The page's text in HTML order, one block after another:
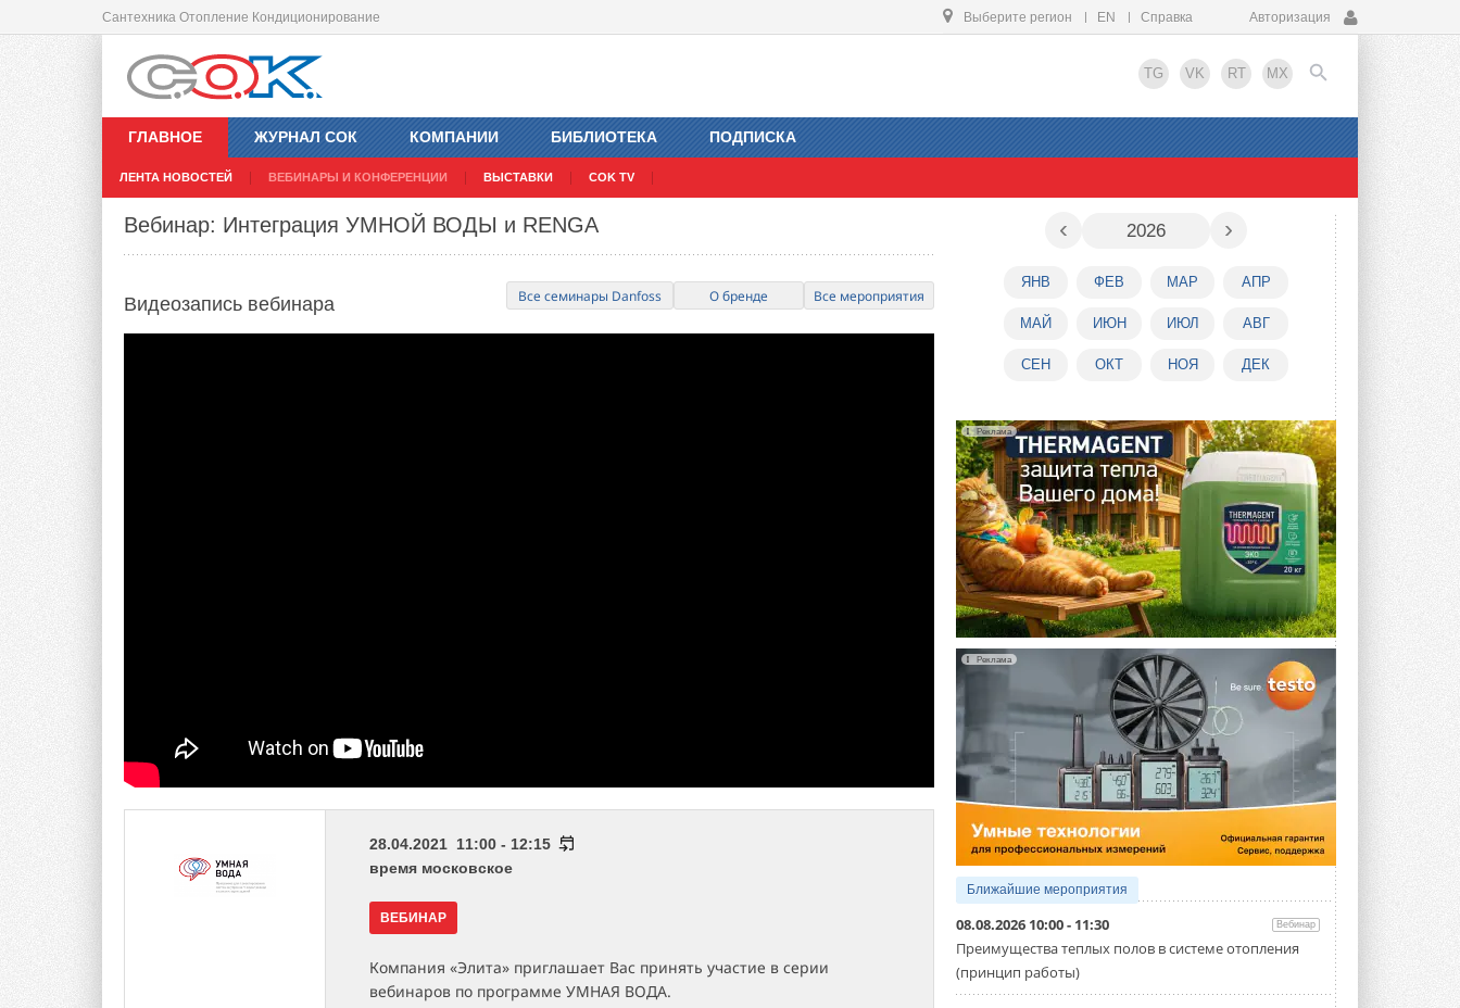
Сантехника Отопление Кондиционирование Выберите регион EN Справка Авторизация
TG VK RT MX
ГЛАВНОЕ
ЛЕНТА НОВОСТЕЙ ВЕБИНАРЫ И КОНФЕРЕНЦИИ ВЫСТАВКИ COK TV
ЖУРНАЛ СОК КОМПАНИИ БИБЛИОТЕКА ПОДПИСКА
EN
Вебинар: Интеграция УМНОЙ ВОДЫ и RENGA
Все семинары Danfoss О бренде Все мероприятия
Видеозапись вебинара
28.04.2021 11:00 - 12:15
время московское
ВЕБИНАР
Компания «Элита» приглашает Вас принять участие в серии
вебинаров по программе УМНАЯ ВОДА.
‹ 2026 ›
ЯНВ ФЕВ МАР АПР
МАЙ ИЮН ИЮЛ АВГ
СЕН ОКТ НОЯ ДЕК
Реклама
Реклама
Ближайшие мероприятия
08.08.2026 10:00 - 11:30 Вебинар
Преимущества теплых полов в системе отопления
(принцип работы)